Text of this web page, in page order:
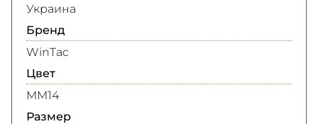
Украина
Бренд
WinTac
Цвет
MM14
Размер